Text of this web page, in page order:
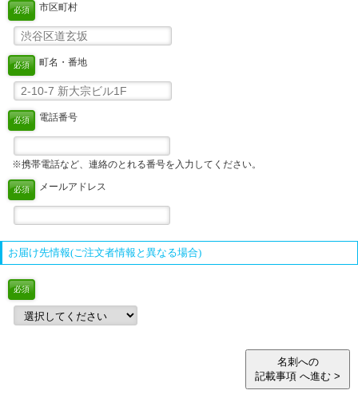
必須 市区町村
必須 町名・番地
必須 電話番号
※携帯電話など、連絡のとれる番号を入力してください。
必須 メールアドレス
お届け先情報(ご注文者情報と異なる場合)
必須
名刺への
記載事項 へ進む >